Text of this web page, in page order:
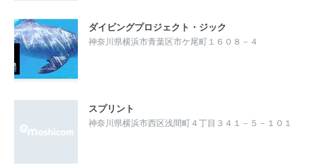
ダイビングプロジェクト・ジック
神奈川県横浜市青葉区市ケ尾町１６０８－４
スプリント
神奈川県横浜市西区浅間町４丁目３４１－５－１０１